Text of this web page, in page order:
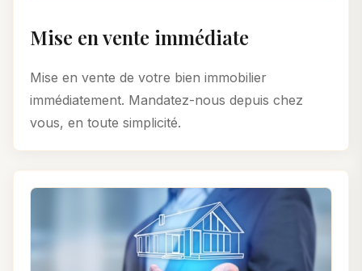
Mise en vente immédiate
Mise en vente de votre bien immobilier
immédiatement. Mandatez-nous depuis chez
vous, en toute simplicité.